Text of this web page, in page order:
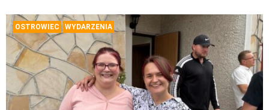
OSTROWIEC WYDARZENIA